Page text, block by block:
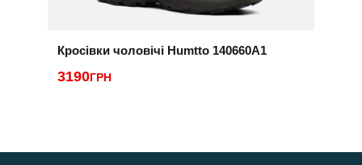
Кросівки чоловічі Humtto 140660A1
3190ГРН